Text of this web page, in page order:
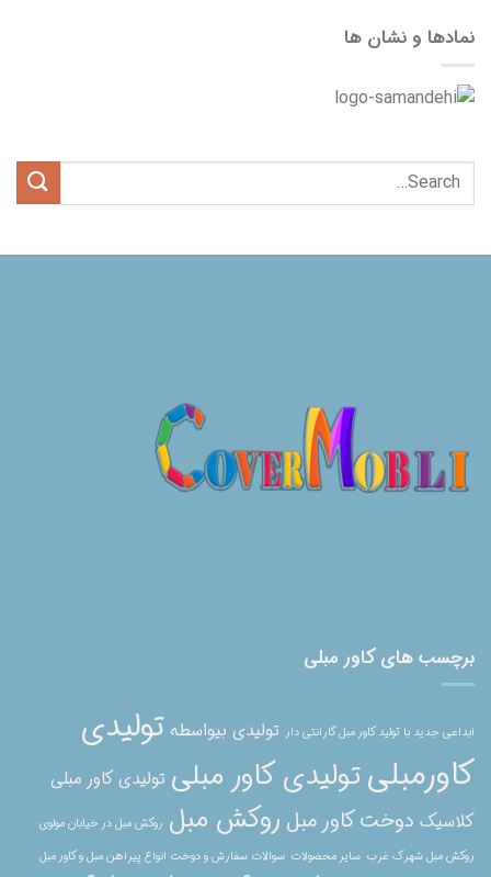
نمادها و نشان ها
برچسب های کاور مبلی
ابداعی جدید با تولید کاور مبل گارانتی دار تولیدی بیواسطه تولیدی
کاورمبلیتولیدی کاور مبلی تولیدی کاور مبلی
کلاسیک دوخت کاور مبل روکش مبل روکش مبل در خیابان مولوی
روکش مبل شهرک غرب سایر محصولات سوالات سفارش و دوخت انواع پیراهن مبل و کاور مبل